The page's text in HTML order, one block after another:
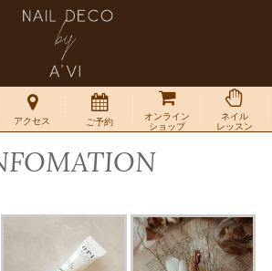
アクセス ご予約
オンライン
ショップ
ネイル
レッスン